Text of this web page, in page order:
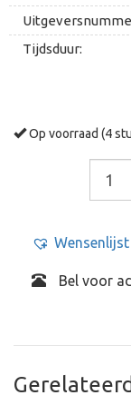
Tijdsduur:
Op voorraad (4
Wensenlijst
Bel voor